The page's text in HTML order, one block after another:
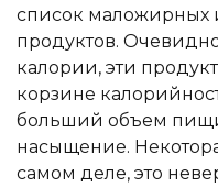
список маложирных
продуктов.
калории, эти
корзине
больший объем
насыщение.
самом деле, это